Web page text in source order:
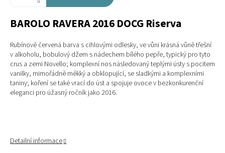
BAROLO RAVERA 2016 DOCG Riserva
Rubínově červená barva s cihlovými odlesky, ve vůni krásná vůně třešní
v alkoholu, bobulový džem s nádechem bílého pepře, typický pro tyto
crus a zemi Novello; komplexní nos následovaný teplými ústy s pocitem
vanilky, mimořádně měkký a obklopující, se sladkými a komplexními
taniny; koření se také vrací do úst a spojuje ovoce v bezkonkurenční
eleganci pro úžasný ročník jako 2016.
Detailní informace